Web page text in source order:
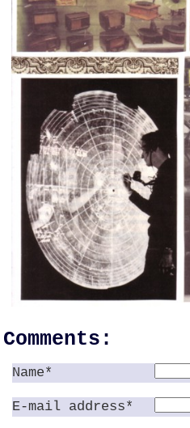
Comments:
Name*
E-mail address*